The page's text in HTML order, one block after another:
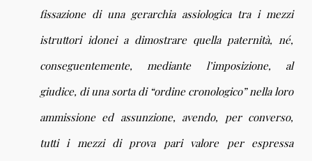
fissazione di una gerarchia assiologica tra i mezzi
istruttori idonei a dimostrare quella paternità, né,
conseguentemente, mediante l’imposizione, al
giudice, di una sorta di “ordine cronologico” nella loro
ammissione ed assunzione, avendo, per converso,
tutti i mezzi di prova pari valore per espressa